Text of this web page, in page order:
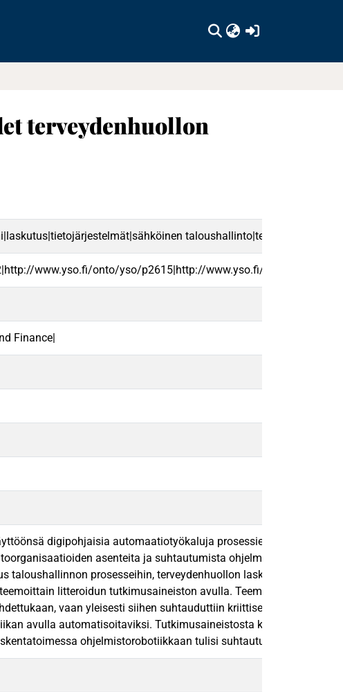
terveydenhuollon
taloushallinto|tekoäly|fi
www.yso.fi/onto/yso/p2615|http://www.yso.fi/onto/yso/
Finance|
digipohjaisia automaatiotyökaluja prosessien
asenteita ja suhtautumista
taloushallinnon prosesseihin, terveydenhuollon laskentatoimen
litteroidun tutkimusaineiston avulla. Teemoittain
vaan yleisesti siihen suhtauduttiin kriittisesti
avulla automatisoitaviksi. Tutkimusaineistosta kävi ilmi, että
ohjelmistorobotiikkaan tulisi suhtautua kriittisesti